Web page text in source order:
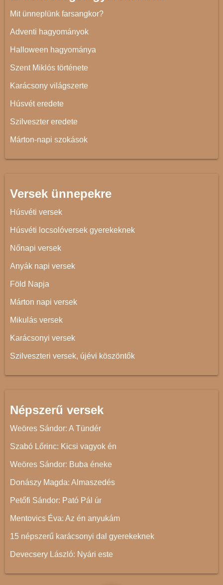
Mit ünneplünk farsangkor?
Adventi hagyományok
Halloween hagyománya
Szent Miklós története
Karácsony világszerte
Húsvét eredete
Szilveszter eredete
Márton-napi szokások
Versek ünnepekre
Húsvéti versek
Húsvéti locsolóversek gyerekeknek
Nőnapi versek
Anyák napi versek
Föld Napja
Márton napi versek
Mikulás versek
Karácsonyi versek
Szilveszteri versek, újévi köszöntők
Népszerű versek
Weöres Sándor: A Tündér
Szabó Lőrinc: Kicsi vagyok én
Weöres Sándor: Buba éneke
Donászy Magda: Almaszedés
Petőfi Sándor: Pató Pál úr
Mentovics Éva: Az én anyukám
15 népszerű karácsonyi dal gyerekeknek
Devecsery László: Nyári este